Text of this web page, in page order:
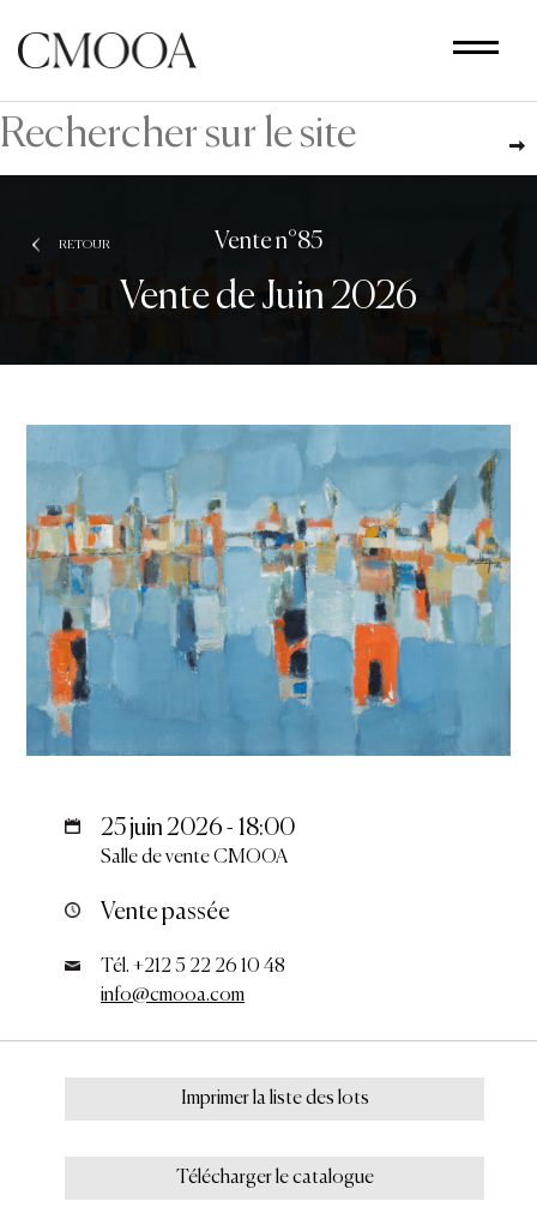
contenu
principal
RETOUR Vente n°85
Vente de Juin 2026
25 juin 2026 - 18:00
Salle de vente CMOOA
Vente passée
Tél. +212 5 22 26 10 48
info@cmooa.com
Imprimer la liste des lots
Télécharger le catalogue